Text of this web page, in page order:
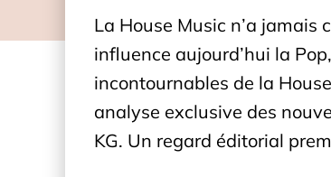
La House Music n’a jamais
influence aujourd’hui la
incontournables de la
analyse exclusive des
KG. Un regard éditorial